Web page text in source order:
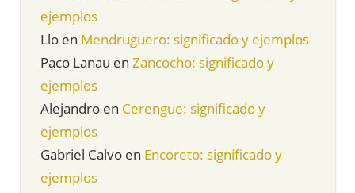
ejemplos
Llo en Mendruguero: significado y ejemplos
Paco Lanau en Zancocho: significado y
ejemplos
Alejandro en Cerengue: significado y
ejemplos
Gabriel Calvo en Encoreto: significado y
ejemplos